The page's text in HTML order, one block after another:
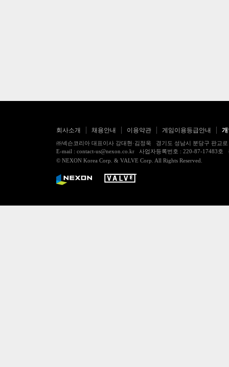
회사소개 채용안내 이용약관 게임이용등급안내
㈜넥슨코리아 대표이사 강대현·김정욱 경기도 성남시 분당구 판교
E-mail : contact-us@nexon.co.kr 사업자등록번호 : 220-87-17483
© NEXON Korea Corp. & VALVE Corp. All Rights Reserved.